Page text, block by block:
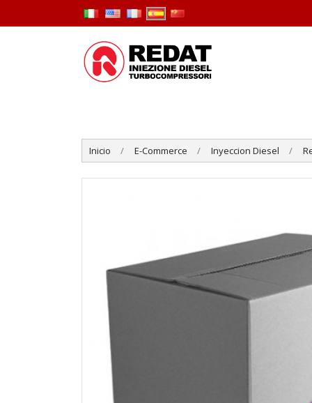
Inicio E-Commerce Inyeccion Diesel